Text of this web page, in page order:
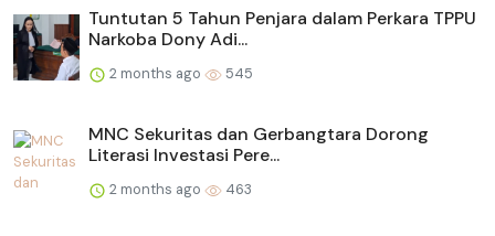
Tuntutan 5 Tahun Penjara dalam Perkara TPPU
Narkoba Dony Adi...
2 months ago 545
MNC Sekuritas dan Gerbangtara Dorong
Literasi Investasi Pere...
2 months ago 463